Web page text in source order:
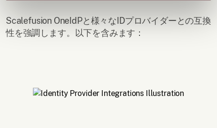
Scalefusion OneIdPと様々なIDプロバイダーとの互換
性を強調します。以下を含みます：